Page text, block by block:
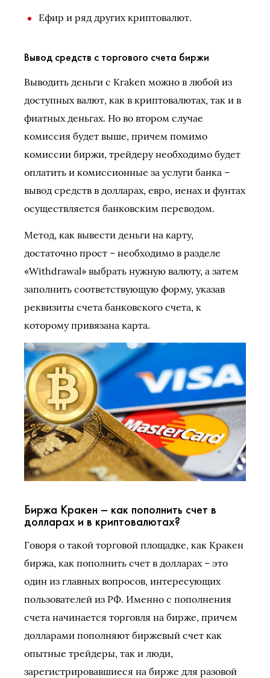
Ефир и ряд других криптовалют.
Вывод средств с торгового счета биржи
Выводить деньги с Kraken можно в любой из
доступных валют, как в криптовалютах, так и в
фиатных деньгах. Но во втором случае
комиссия будет выше, причем помимо
комиссии биржи, трейдеру необходимо будет
оплатить и комиссионные за услуги банка –
вывод средств в долларах, евро, иенах и фунтах
осуществляется банковским переводом.
Метод, как вывести деньги на карту,
достаточно прост – необходимо в разделе
«Withdrawal» выбрать нужную валюту, а затем
заполнить соответствующую форму, указав
реквизиты счета банковского счета, к
которому привязана карта.
Биржа Кракен – как пополнить счет в
долларах и в криптовалютах?
Говоря о такой торговой площадке, как Кракен
биржа, как пополнить счет в долларах – это
один из главных вопросов, интересующих
пользователей из РФ. Именно с пополнения
счета начинается торговля на бирже, причем
долларами пополняют биржевый счет как
опытные трейдеры, так и люди,
зарегистрировавшиеся на бирже для разовой